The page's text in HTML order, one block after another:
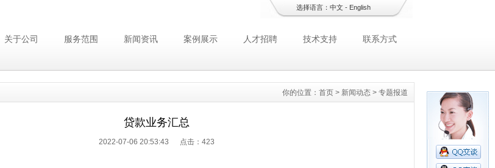
选择语言： 中文- English
关于公司 服务范围 新闻资讯 案例展示 人才招聘 技术支持 联系方式
你的位置： 首页 > 新闻动态 > 专题报道
贷款业务汇总
2022-07-06 20:53:43 点击： 423